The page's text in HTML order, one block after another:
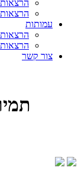
עמותות
הרצאות
צור קשר